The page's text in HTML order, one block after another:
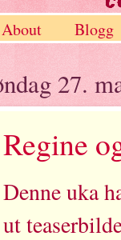
About Blogg
27.
Regine
Denne uka
ut